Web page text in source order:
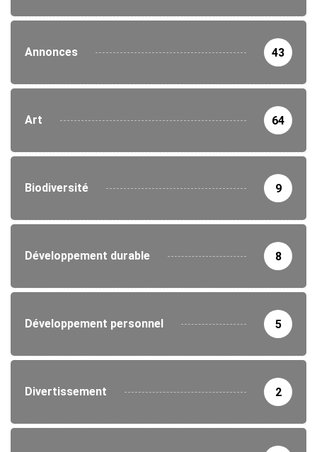
Annonces 43
Art 64
Biodiversité 9
Développement durable 8
Développement personnel 5
Divertissement 2